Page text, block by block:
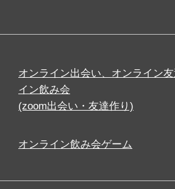
オンライン出会い、オンライン
イン飲み会
(zoom出会い・友達作り)
オンライン飲み会ゲーム